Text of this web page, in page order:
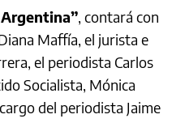
, contará con
Maffía, el jurista e
el periodista Carlos
Socialista, Mónica
del periodista Jaime